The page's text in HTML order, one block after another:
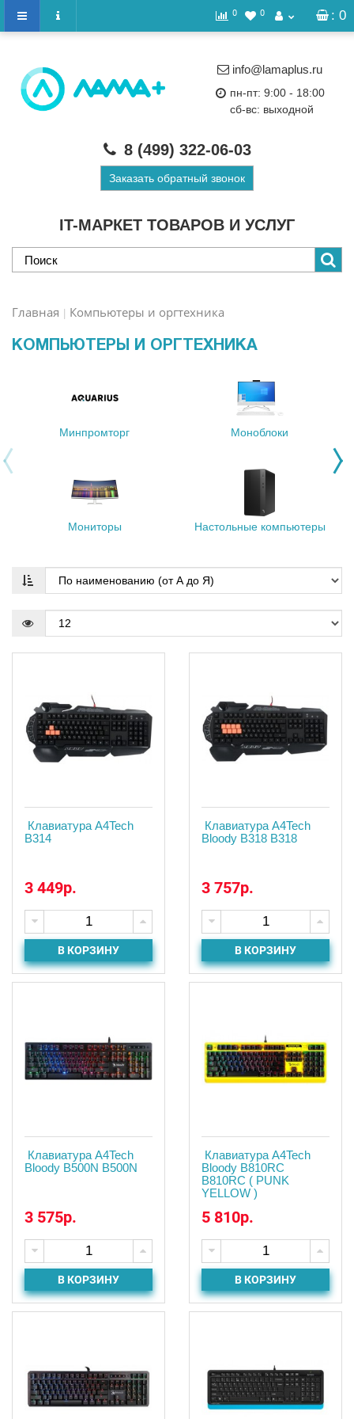
: 0
0 0
IT-МАРКЕТ ТОВАРОВ И УСЛУГ
info@lamaplus.ru
пн-пт: 9:00 - 18:00
сб-вс: выходной
8 (499) 322-06-03
Заказать обратный звонок
Главная Компьютеры и оргтехника
КОМПЬЮТЕРЫ И ОРГТЕХНИКА
Минпромторг
Мониторы
Моноблоки
Настольные компьютеры
Клавиатура A4Tech
B314
3 449р.
В КОРЗИНУ
Клавиатура A4Tech
Bloody B318 B318
3 757р.
В КОРЗИНУ
Клавиатура A4Tech
Bloody B500N B500N
3 575р.
В КОРЗИНУ
Клавиатура A4Tech
Bloody B810RC
B810RC ( PUNK
YELLOW )
5 810р.
В КОРЗИНУ